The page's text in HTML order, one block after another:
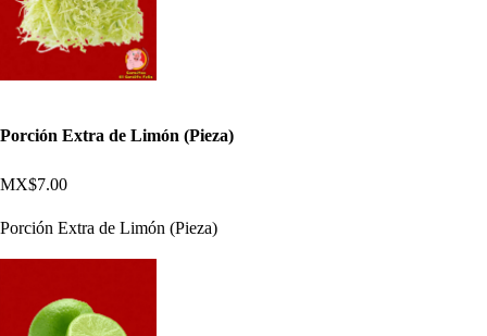
Porción Extra de Limón (Pieza)
MX$7.00
Porción Extra de Limón (Pieza)